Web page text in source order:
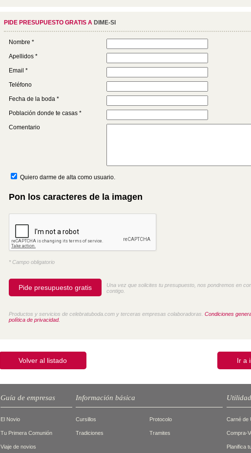
PIDE PRESUPUESTO GRATIS A DIME-SI
Nombre *
Apellidos *
Email *
Teléfono
Fecha de la boda *
Población donde te casas *
Comentario
Quiero darme de alta como usuario.
Pon los caracteres de la imagen
* Campo obligatorio
Una vez que solicites tu presupuesto, nos pondremos en
contigo.
Productos y servicios de celebratuboda.com y terceras empresas colaboradoras.Condiciones
política de privacidad.
Volver al listado Ir a
Guía de empresas
El Novio
Tu Primera Comunión
Viaje de novios
Información básica
Cursillos Protocolo
Tradiciones Tramites
Carné de
Compra-
Planifica